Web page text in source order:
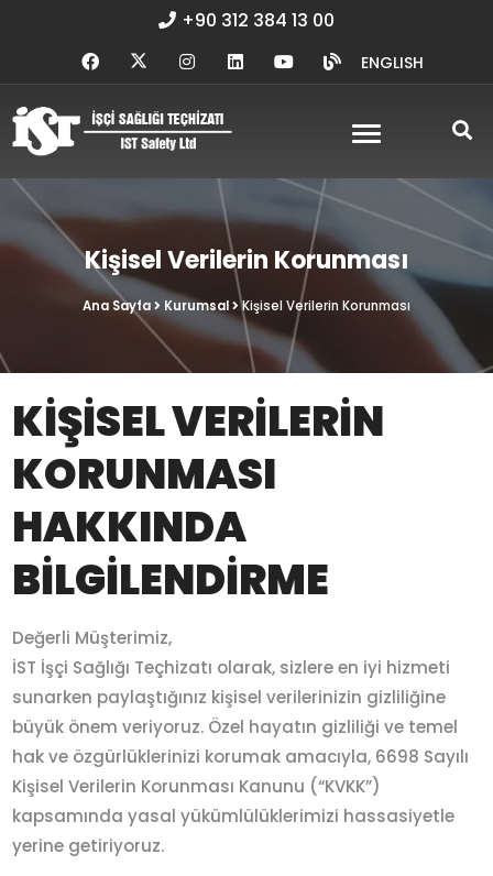
+90 312 384 13 00
ENGLISH
Kişisel Verilerin Korunması
Ana Sayfa Kurumsal Kişisel Verilerin Korunması
KİŞİSEL VERİLERİN
KORUNMASI
HAKKINDA
BİLGİLENDİRME
Değerli Müşterimiz,
İST İşçi Sağlığı Teçhizatı olarak, sizlere en iyi hizmeti
sunarken paylaştığınız kişisel verilerinizin gizliliğine
büyük önem veriyoruz. Özel hayatın gizliliği ve temel
hak ve özgürlüklerinizi korumak amacıyla, 6698 Sayılı
Kişisel Verilerin Korunması Kanunu (“KVKK”)
kapsamında yasal yükümlülüklerimizi hassasiyetle
yerine getiriyoruz.